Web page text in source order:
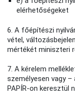
elérhetőségeket
6. A főépítészi
vétel,
mértékét miniszteri
7. A kérelem
személyesen vagy
PAPÍR-on keresztül